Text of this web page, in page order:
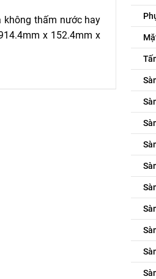
không thấm nước hay
x 152.4mm x